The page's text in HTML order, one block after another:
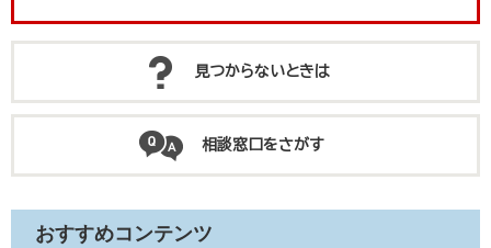
見つからないときは
相談窓口をさがす
おすすめコンテンツ